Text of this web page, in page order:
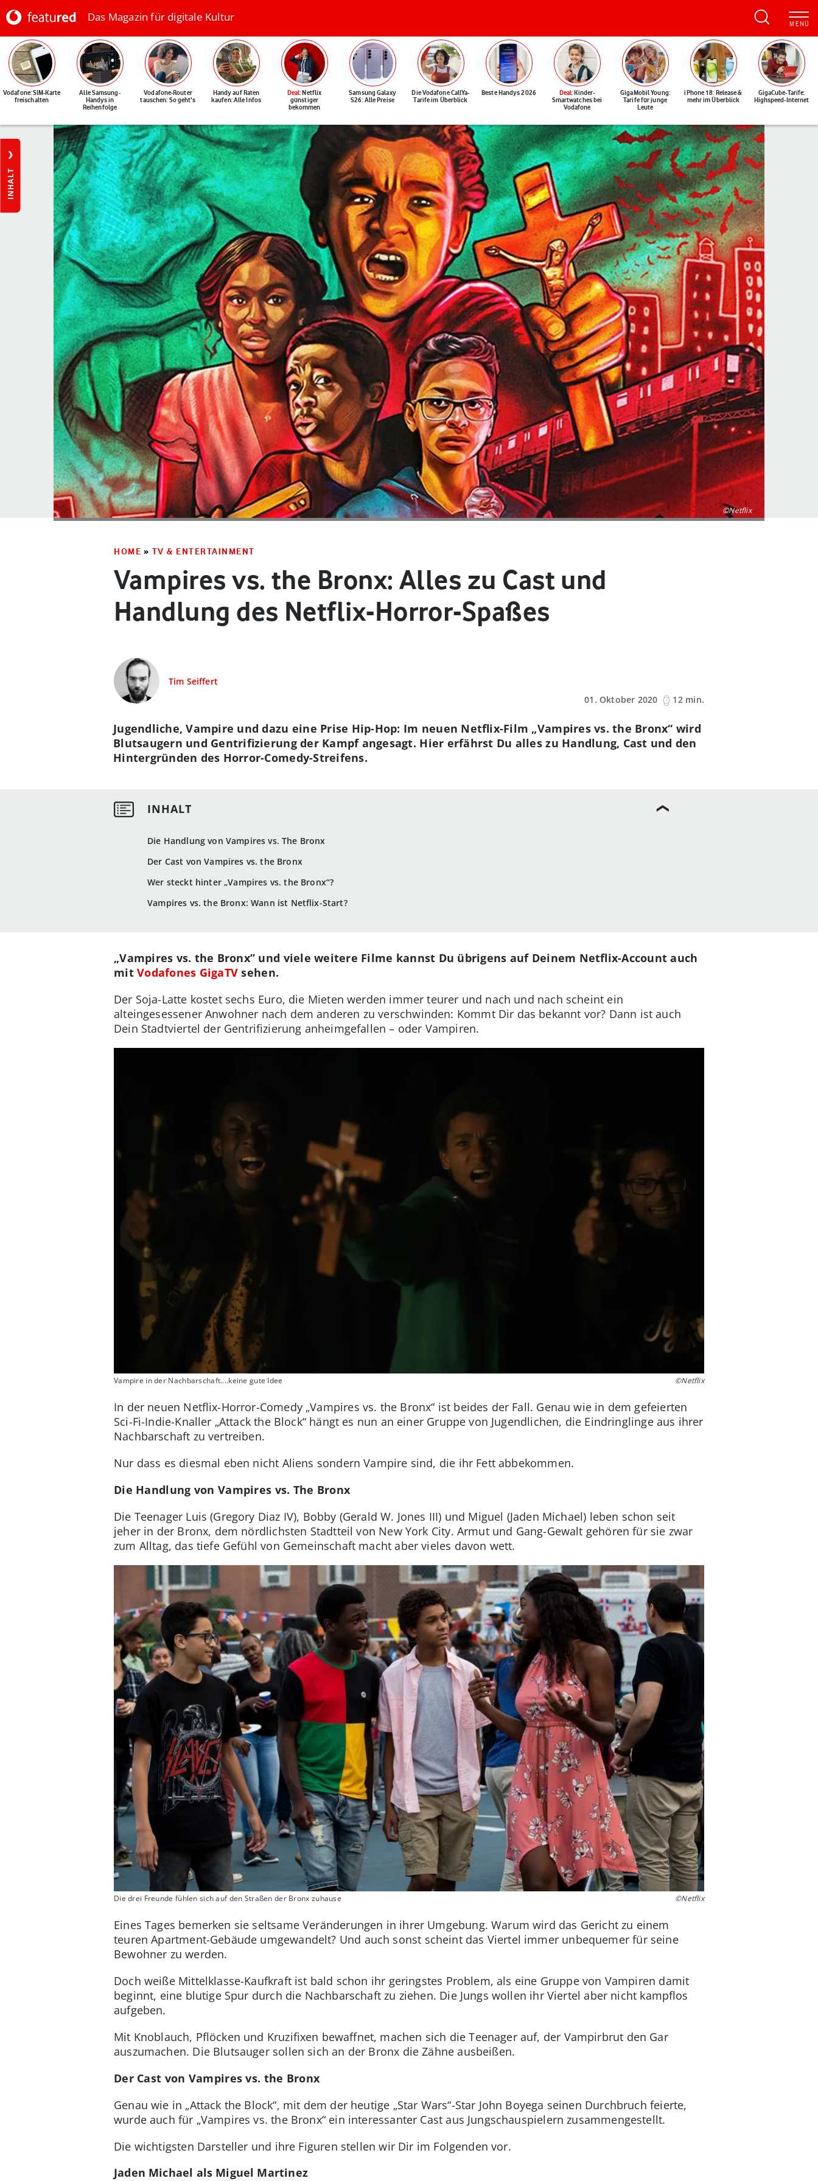
Das Magazin für digitale Kultur
Vodafone: SIM-Karte
freischalten
Alle Samsung-
Handys in
Reihenfolge
Vodafone-Router
tauschen: So geht's
Handy auf Raten
kaufen: Alle Infos
Deal: Netflix
günstiger
bekommen
Samsung Galaxy
S26: Alle Preise
Die Vodafone CallYa-
Tarife im Überblick
Beste Handys 2026 Deal: Kinder-
Smartwatches bei
Vodafone
GigaMobil Young:
Tarife für junge
Leute
iPhone 18: Release &
mehr im Überblick
GigaCube-Tarife:
Highspeed-Internet
INHALT
©Netflix
HOME » TV & ENTERTAINMENT
Vampires vs. the Bronx: Alles zu Cast und
Handlung des Netflix-Horror-Spaßes
Tim Seiffert
01. Oktober 2020
12 min.
Die Handlung von Vampires vs. The Bronx
Der Cast von Vampires vs. the Bronx
Wer steckt hinter „Vampires vs. the Bronx“?
Vampires vs. the Bronx: Wann ist Netflix-Start?
Jugendliche, Vampire und dazu eine Prise Hip-Hop: Im neuen Netflix-Film „Vampires vs. the Bronx“ wird
Blutsaugern und Gentrifizierung der Kampf angesagt. Hier erfährst Du alles zu Handlung, Cast und den
Hintergründen des Horror-Comedy-Streifens.
„Vampires vs. the Bronx” und viele weitere Filme kannst Du übrigens auf Deinem Netflix-Account auch
mitVodafones GigaTV sehen.
Der Soja-Latte kostet sechs Euro, die Mieten werden immer teurer und nach und nach scheint ein
alteingesessener Anwohner nach dem anderen zu verschwinden: Kommt Dir das bekannt vor? Dann ist auch
Dein Stadtviertel der Gentrifizierung anheimgefallen – oder Vampiren.
Vampire in der Nachbarschaft....keine gute Idee ©Netflix
In der neuen Netflix-Horror-Comedy „Vampires vs. the Bronx“ ist beides der Fall. Genau wie in dem gefeierten
Sci-Fi-Indie-Knaller „Attack the Block“ hängt es nun an einer Gruppe von Jugendlichen, die Eindringlinge aus ihrer
Nachbarschaft zu vertreiben.
Nur dass es diesmal eben nicht Aliens sondern Vampire sind, die ihr Fett abbekommen.
Die Handlung von Vampires vs. The Bronx
Die Teenager Luis (Gregory Diaz IV), Bobby (Gerald W. Jones III) und Miguel (Jaden Michael) leben schon seit
jeher in der Bronx, dem nördlichsten Stadtteil von New York City. Armut und Gang-Gewalt gehören für sie zwar
zum Alltag, das tiefe Gefühl von Gemeinschaft macht aber vieles davon wett.
Die drei Freunde fühlen sich auf den Straßen der Bronx zuhause ©Netflix
Eines Tages bemerken sie seltsame Veränderungen in ihrer Umgebung. Warum wird das Gericht zu einem
teuren Apartment-Gebäude umgewandelt? Und auch sonst scheint das Viertel immer unbequemer für seine
Bewohner zu werden.
Doch weiße Mittelklasse-Kaufkraft ist bald schon ihr geringstes Problem, als eine Gruppe von Vampiren damit
beginnt, eine blutige Spur durch die Nachbarschaft zu ziehen. Die Jungs wollen ihr Viertel aber nicht kampflos
aufgeben.
Mit Knoblauch, Pflöcken und Kruzifixen bewaffnet, machen sich die Teenager auf, der Vampirbrut den Gar
auszumachen. Die Blutsauger sollen sich an der Bronx die Zähne ausbeißen.
Der Cast von Vampires vs. the Bronx
Genau wie in „Attack the Block“, mit dem der heutige „Star Wars“-Star John Boyega seinen Durchbruch feierte,
wurde auch für „Vampires vs. the Bronx“ ein interessanter Cast aus Jungschauspielern zusammengestellt.
Die wichtigsten Darsteller und ihre Figuren stellen wir Dir im Folgenden vor.
Jaden Michael als Miguel Martinez